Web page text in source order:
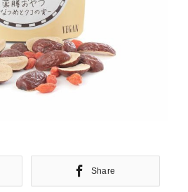
Share